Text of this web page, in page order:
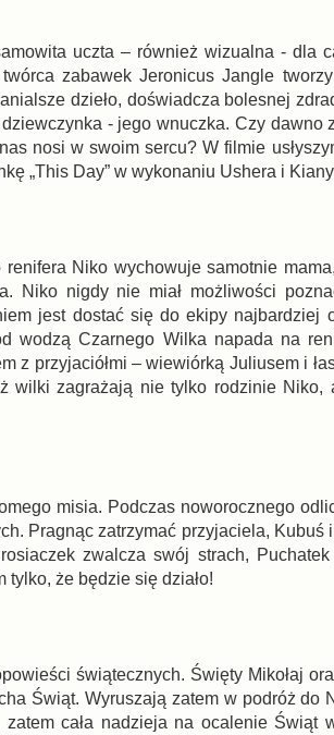
uczta – również wizualna - dla
zabawek Jeronicus Jangle
dzieło, doświadcza bolesnej
- jego wnuczka. Czy dawno
nosi w swoim sercu? W filmie
„This Day” w wykonaniu Ushera i
Niko wychowuje samotnie
Niko nigdy nie miał możliwości
jest dostać się do ekipy najbardziej
wodzą Czarnego Wilka napada na
z przyjaciółmi – wiewiórką Juliusem i
wilki zagrażają nie tylko rodzinie Niko,
misia. Podczas noworocznego
Pragnąc zatrzymać przyjaciela, Kubuś
zwalcza swój strach,
że będzie się działo!
świątecznych. Święty Mikołaj
Świąt. Wyruszają zatem w podróż do
cała nadzieja na ocalenie Świąt